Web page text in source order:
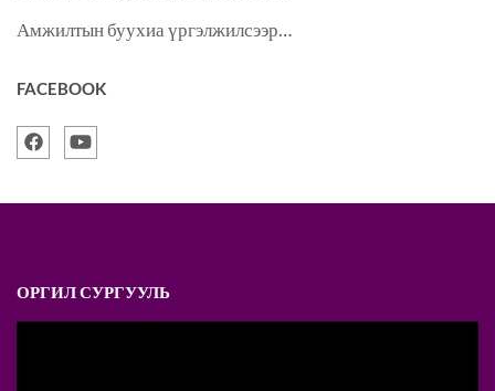
Амжилтын буухиа үргэлжилсээр…
FACEBOOK
ОРГИЛ СУРГУУЛЬ